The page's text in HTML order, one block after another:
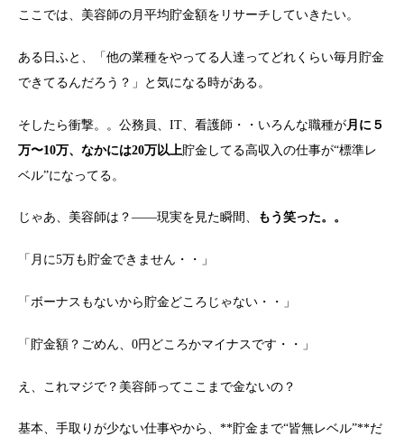
ここでは、美容師の月平均貯金額をリサーチしていきたい。
ある日ふと、「他の業種をやってる人達ってどれくらい毎月貯金
できてるんだろう？」と気になる時がある。
そしたら衝撃。。公務員、IT、看護師・・いろんな職種が 月に５
万〜10万、なかには20万以上貯金してる高収入の仕事が“標準レ
ベル”になってる。
じゃあ、美容師は？――現実を見た瞬間、 もう笑った。。
「月に5万も貯金できません・・」
「ボーナスもないから貯金どころじゃない・・」
「貯金額？ごめん、0円どころかマイナスです・・」
え、これマジで？美容師ってここまで金ないの？
基本、手取りが少ない仕事やから、**貯金まで“皆無レベル”**だ